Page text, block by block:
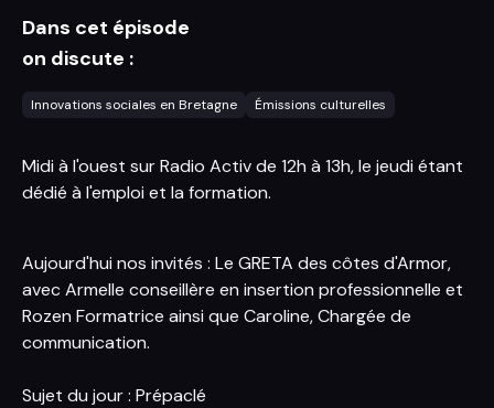
Dans cet épisode
on discute :
Innovations sociales en Bretagne Émissions culturelles
Midi à l'ouest sur Radio Activ de 12h à 13h, le jeudi étant
dédié à l'emploi et la formation.
Aujourd'hui nos invités : Le GRETA des côtes d'Armor,
avec Armelle conseillère en insertion professionnelle et
Rozen Formatrice ainsi que Caroline, Chargée de
communication.
Sujet du jour : Prépaclé